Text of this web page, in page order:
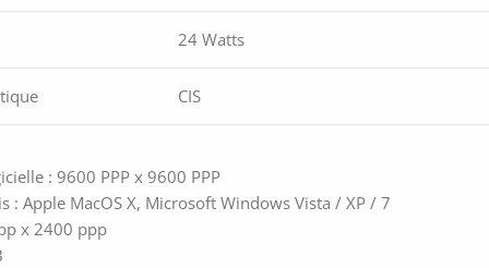
24 Watts
CIS
: 9600 PPP x 9600 PPP
: Apple MacOS X, Microsoft Windows Vista / XP / 7
x 2400 ppp